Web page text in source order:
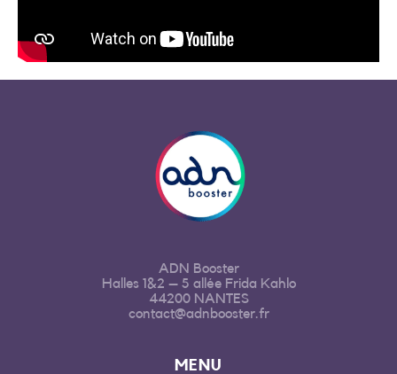
ADN Booster
Halles 1&2 – 5 allée Frida Kahlo
44200 NANTES
contact@adnbooster.fr
MENU